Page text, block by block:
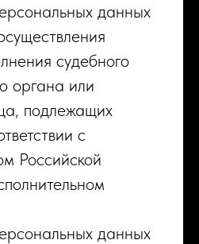
данных
судебного
органа или
подлежащих
с
Российской
данных